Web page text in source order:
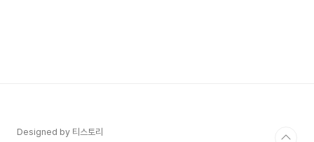
Designed by 티스토리